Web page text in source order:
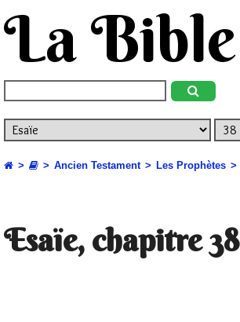
La Bible
Ancien Testament Les Prophètes
Esaïe, chapitre 38